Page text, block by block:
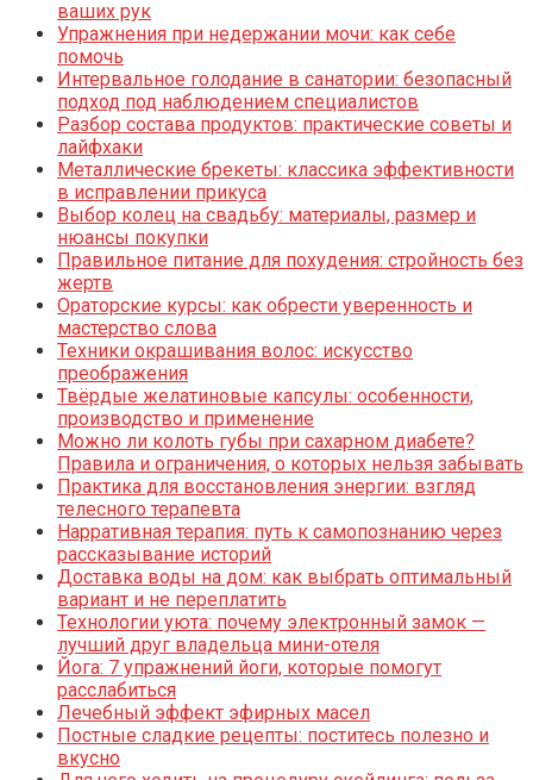
ваших рук
Упражнения при недержании мочи: как себе
помочь
Интервальное голодание в санатории: безопасный
подход под наблюдением специалистов
Разбор состава продуктов: практические советы и
лайфхаки
Металлические брекеты: классика эффективности
в исправлении прикуса
Выбор колец на свадьбу: материалы, размер и
нюансы покупки
Правильное питание для похудения: стройность без
жертв
Ораторские курсы: как обрести уверенность и
мастерство слова
Техники окрашивания волос: искусство
преображения
Твёрдые желатиновые капсулы: особенности,
производство и применение
Можно ли колоть губы при сахарном диабете?
Правила и ограничения, о которых нельзя забывать
Практика для восстановления энергии: взгляд
телесного терапевта
Нарративная терапия: путь к самопознанию через
рассказывание историй
Доставка воды на дом: как выбрать оптимальный
вариант и не переплатить
Технологии уюта: почему электронный замок —
лучший друг владельца мини-отеля
Йога: 7 упражнений йоги, которые помогут
расслабиться
Лечебный эффект эфирных масел
Постные сладкие рецепты: поститесь полезно и
вкусно